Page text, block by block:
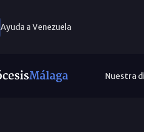
Ayuda a Venezuela
Nuestra